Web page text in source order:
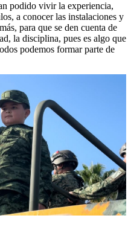
podido vivir la experiencia,
a conocer las instalaciones y
para que se den cuenta de
la disciplina, pues es algo que
podemos formar parte de